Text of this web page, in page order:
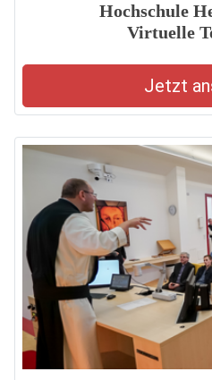
Hochschule
Virtuelle
Jetzt